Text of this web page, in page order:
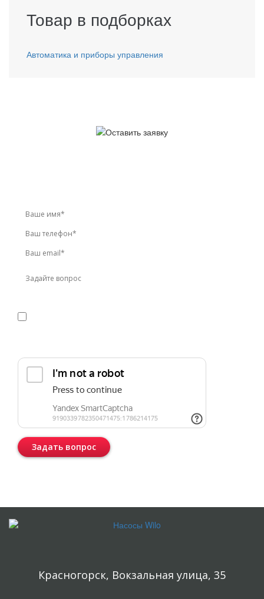
Товар в подборках
Автоматика и приборы управления
Задать вопрос
Красногорск, Вокзальная улица, 35